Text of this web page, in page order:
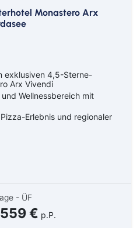
Monastero Arx
exklusiven 4,5-Sterne-
Arx Vivendi
Wellnessbereich mit
Erlebnis und regionaler
- ÜF
559 € p.P.